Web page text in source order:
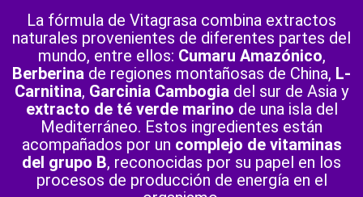
La fórmula de Vitagrasa combina extractos
naturales provenientes de diferentes partes del
mundo, entre ellos: Cumaru Amazónico,
Berberina de regiones montañosas de China, L-
Carnitina, Garcinia Cambogia del sur de Asia y
extracto de té verde marino de una isla del
Mediterráneo. Estos ingredientes están
acompañados por un complejo de vitaminas
del grupo B, reconocidas por su papel en los
procesos de producción de energía en el